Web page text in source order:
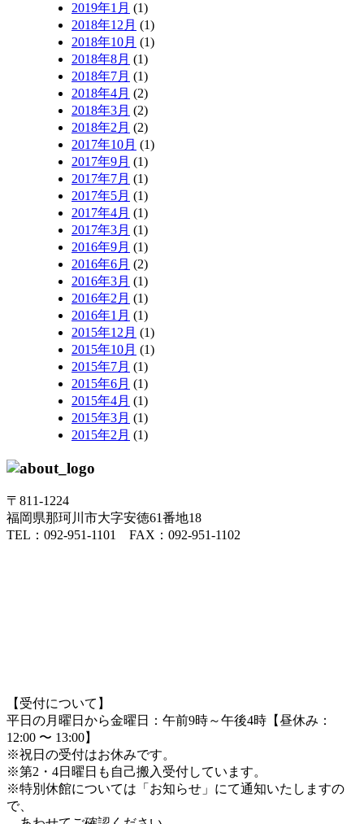
2019年1月 (1)
2018年12月 (1)
2018年10月 (1)
2018年8月 (1)
2018年7月 (1)
2018年4月 (2)
2018年3月 (2)
2018年2月 (2)
2017年10月 (1)
2017年9月 (1)
2017年7月 (1)
2017年5月 (1)
2017年4月 (1)
2017年3月 (1)
2016年9月 (1)
2016年6月 (2)
2016年3月 (1)
2016年2月 (1)
2016年1月 (1)
2015年12月 (1)
2015年10月 (1)
2015年7月 (1)
2015年6月 (1)
2015年4月 (1)
2015年3月 (1)
2015年2月 (1)
〒811-1224
福岡県那珂川市大字安徳61番地18
TEL：092-951-1101 FAX：092-951-1102
【受付について】
平日の月曜日から金曜日：午前9時～午後4時【昼休み：
12:00 〜 13:00】
※祝日の受付はお休みです。
※第2・4日曜日も自己搬入受付しています。
※特別休館については「お知らせ」にて通知いたしますの
で、